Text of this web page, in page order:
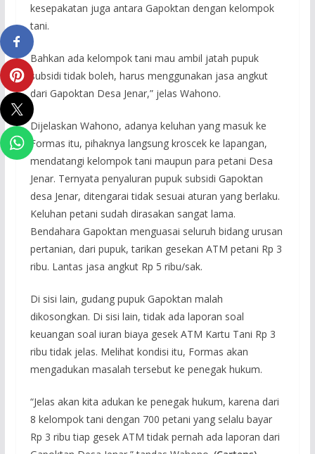
kesepakatan juga antara Gapoktan dengan kelompok
tani.
Bahkan ada kelompok tani mau ambil jatah pupuk
subsidi tidak boleh, harus menggunakan jasa angkut
dari Gapoktan Desa Jenar,” jelas Wahono.
Dijelaskan Wahono, adanya keluhan yang masuk ke
Formas itu, pihaknya langsung kroscek ke lapangan,
mendatangi kelompok tani maupun para petani Desa
Jenar. Ternyata penyaluran pupuk subsidi Gapoktan
desa Jenar, ditengarai tidak sesuai aturan yang berlaku.
Keluhan petani sudah dirasakan sangat lama.
Bendahara Gapoktan menguasai seluruh bidang urusan
pertanian, dari pupuk, tarikan gesekan ATM petani Rp 3
ribu. Lantas jasa angkut Rp 5 ribu/sak.
Di sisi lain, gudang pupuk Gapoktan malah
dikosongkan. Di sisi lain, tidak ada laporan soal
keuangan soal iuran biaya gesek ATM Kartu Tani Rp 3
ribu tidak jelas. Melihat kondisi itu, Formas akan
mengadukan masalah tersebut ke penegak hukum.
“Jelas akan kita adukan ke penegak hukum, karena dari
8 kelompok tani dengan 700 petani yang selalu bayar
Rp 3 ribu tiap gesek ATM tidak pernah ada laporan dari